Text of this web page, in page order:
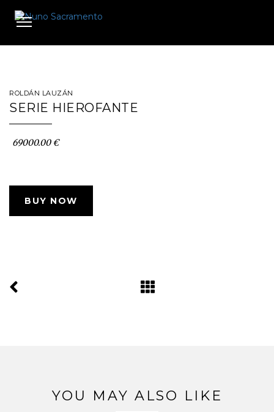
Toggle
ROLDÁN LAUZÁN
SERIE HIEROFANTE
69000.00 €
BUY NOW
YOU MAY ALSO LIKE